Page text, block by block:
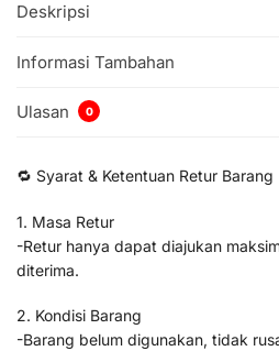
Deskripsi
Informasi Tambahan
Ulasan 0
🔁 Syarat & Ketentuan Retur Barang
1. Masa Retur
-Retur hanya dapat diajukan
diterima.
2. Kondisi Barang
-Barang belum digunakan, tidak